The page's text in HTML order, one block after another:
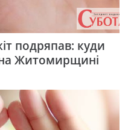
подряпав: куди
Житомирщині